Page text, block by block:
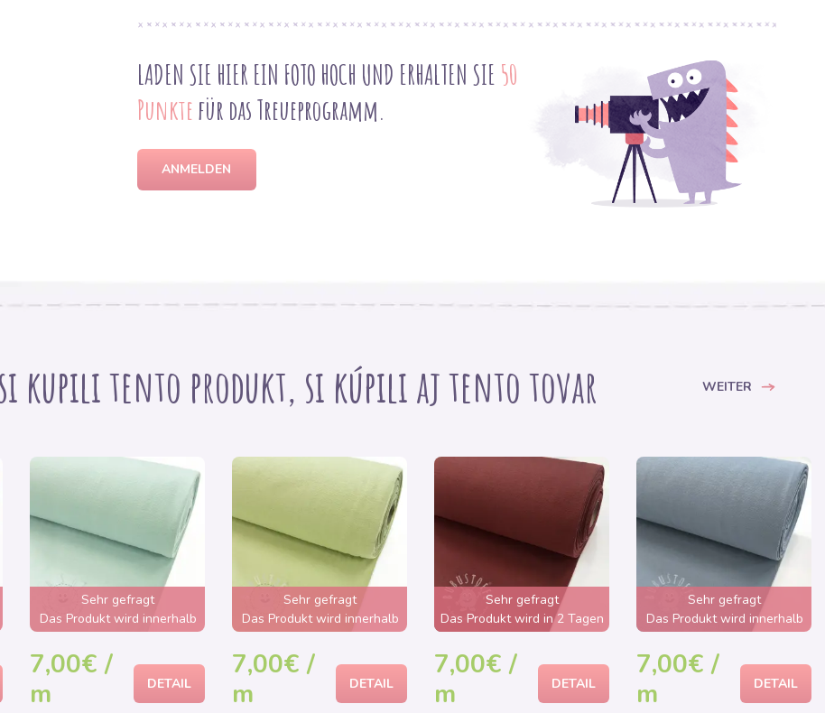
LADEN SIE HIER EIN FOTO HOCH UND ERHALTEN SIE 50
Punktefür das Treueprogramm.
ANMELDEN
kupili tento produkt, si kúpili aj tento tovar WEITER
Sehr gefragt
Das Produkt wird innerhalb
von wenigen Stunden
ausverkauft sein
7,00€ /
m
DETAIL
Sehr gefragt
Das Produkt wird innerhalb
von wenigen Stunden
ausverkauft sein
7,00€ /
m
DETAIL
Sehr gefragt
Das Produkt wird in 2 Tagen
ausverkauft sein
7,00€ /
m
DETAIL
Sehr gefragt
Das Produkt wird innerhalb
von wenigen Stunden
ausverkauft sein
7,00€ /
m
DETAIL